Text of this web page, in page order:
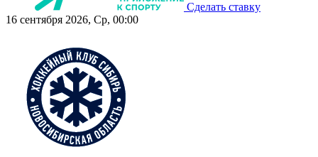
Сделать ставку
16 сентября 2026, Ср, 00:00